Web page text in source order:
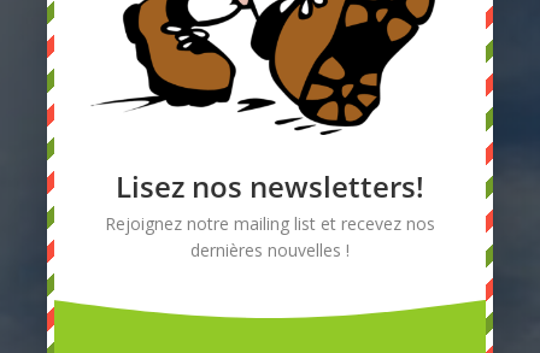
Laissez-nous
un message
Lisez nos newsletters!
Rejoignez notre mailing list et recevez nos
dernières nouvelles !